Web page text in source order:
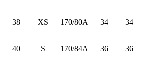
38 XS 170/80A 34 34
40 S 170/84A 36 36